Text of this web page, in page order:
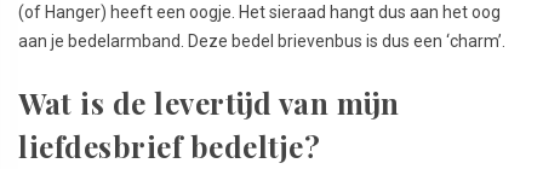
(of Hanger) heeft een oogje. Het sieraad hangt dus aan het oog
aan je bedelarmband. Deze bedel brievenbus is dus een ‘charm’.
Wat is de levertijd van mijn
liefdesbrief bedeltje?